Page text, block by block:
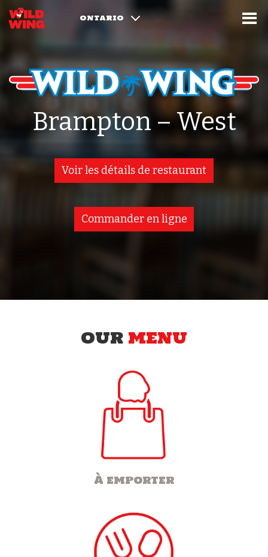
ONTARIO
Brampton – West
Voir les détails de restaurant
Commander en ligne
OUR MENU
À emporter